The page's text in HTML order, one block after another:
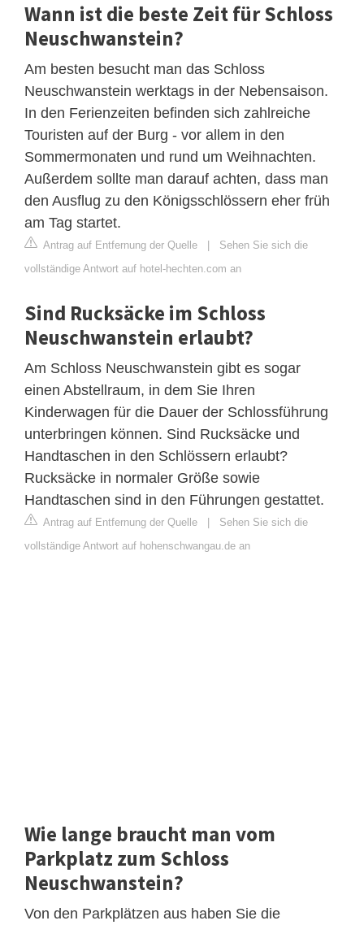
Wann ist die beste Zeit für Schloss
Neuschwanstein?
Am besten besucht man das Schloss
Neuschwanstein werktags in der Nebensaison.
In den Ferienzeiten befinden sich zahlreiche
Touristen auf der Burg - vor allem in den
Sommermonaten und rund um Weihnachten.
Außerdem sollte man darauf achten, dass man
den Ausflug zu den Königsschlössern eher früh
am Tag startet.
Antrag auf Entfernung der Quelle | Sehen Sie sich die
vollständige Antwort auf hotel-hechten.com an
Sind Rucksäcke im Schloss
Neuschwanstein erlaubt?
Am Schloss Neuschwanstein gibt es sogar
einen Abstellraum, in dem Sie Ihren
Kinderwagen für die Dauer der Schlossführung
unterbringen können. Sind Rucksäcke und
Handtaschen in den Schlössern erlaubt?
Rucksäcke in normaler Größe sowie
Handtaschen sind in den Führungen gestattet.
Antrag auf Entfernung der Quelle | Sehen Sie sich die
vollständige Antwort auf hohenschwangau.de an
Wie lange braucht man vom
Parkplatz zum Schloss
Neuschwanstein?
Von den Parkplätzen aus haben Sie die